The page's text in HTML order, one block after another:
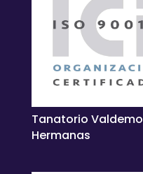
Tanatorio
Hermanas